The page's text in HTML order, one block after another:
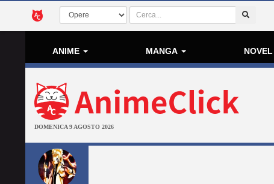
ANIME MANGA NOVEL
DOMENICA 9 AGOSTO 2026